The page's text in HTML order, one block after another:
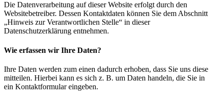
Die Datenverarbeitung auf dieser Website erfolgt durch den
Websitebetreiber. Dessen Kontaktdaten können Sie dem Abschnitt
„Hinweis zur Verantwortlichen Stelle“ in dieser
Datenschutzerklärung entnehmen.
Wie erfassen wir Ihre Daten?
Ihre Daten werden zum einen dadurch erhoben, dass Sie uns diese
mitteilen. Hierbei kann es sich z. B. um Daten handeln, die Sie in
ein Kontaktformular eingeben.